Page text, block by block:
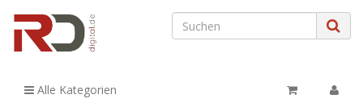
Alle Kategorien